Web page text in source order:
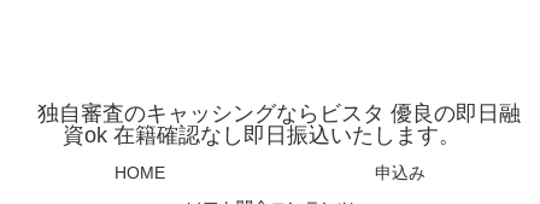
独自審査のキャッシングならビスタ 優良の即日融
資ok 在籍確認なし即日振込いたします。
HOME
申込み